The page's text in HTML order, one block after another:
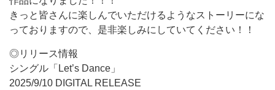
きっと皆さんに楽しんでいただけるようなストーリーにな
っておりますので、是非楽しみにしていてください！！
◎リリース情報
シングル「Let’s Dance」
2025/9/10 DIGITAL RELEASE